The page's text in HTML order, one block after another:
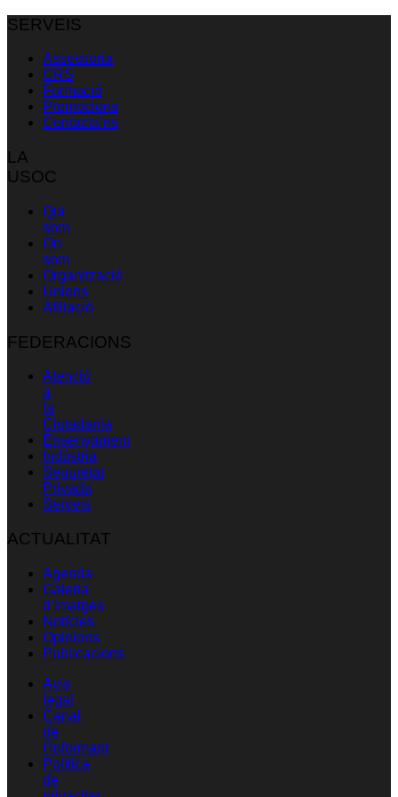
SERVEIS
Assessoria
CRS
Formació
Promocions
Contacta’ns
LA
USOC
Qui
som
On
som
Organització
Unions
Afiliació
FEDERACIONS
Atenció
a
la
Ciutadania
Ensenyament
Indústria
Seguretat
Privada
Serveis
ACTUALITAT
Agenda
Galeria
d’imatges
Notícies
Opinions
Publicacions
Avís
legal
Canal
de
l’informant
Política
de